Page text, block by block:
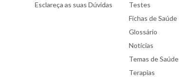
Esclareça as suas Dúvidas
Testes
Fichas de Saúde
Glossário
Notícias
Temas de Saúde
Terapias